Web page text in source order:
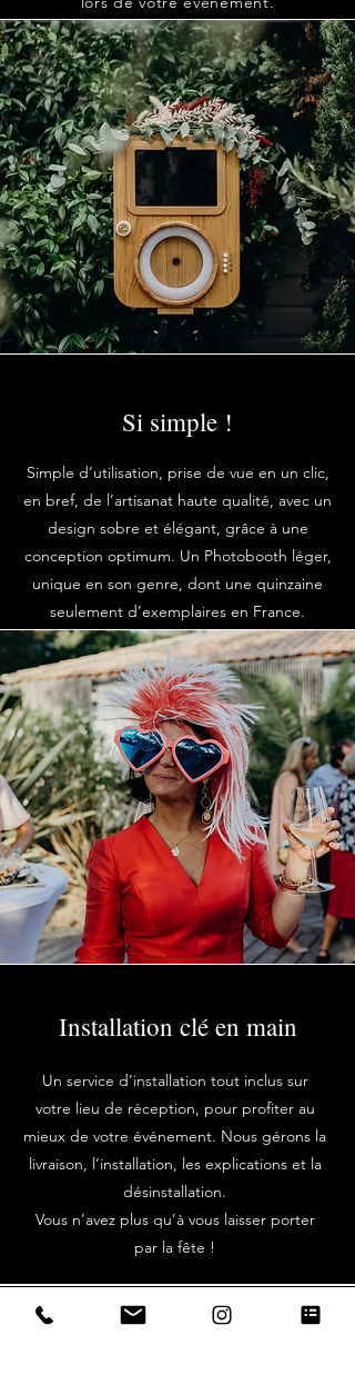
Si simple !
Simple d’utilisation, prise de vue en un clic,
en bref, de l’artisanat haute qualité, avec un
design sobre et élégant, grâce à une
conception optimum. Un Photobooth léger,
unique en son genre, dont une quinzaine
seulement d’exemplaires en France.
Installation clé en main
Un service d’installation tout inclus sur
votre lieu de réception, pour profiter au
mieux de votre événement. Nous gérons la
livraison, l’installation, les explications et la
désinstallation.
Vous n’avez plus qu’à vous laisser porter
par la fête !